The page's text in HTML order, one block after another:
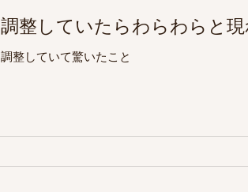
調整していたらわらわらと
調整していて驚いたこと